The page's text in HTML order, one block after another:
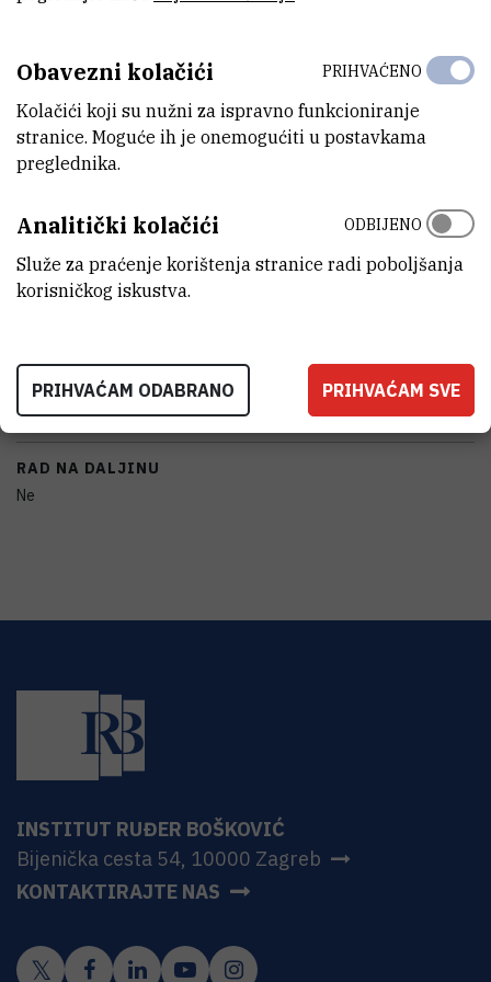
KARAKTERISTIKE
MODEL
8890 GC System
PROIZVOĐAČ
Agilent
PRENOSIVOST
Ne
RAD NA DALJINU
Ne
INSTITUT RUĐER BOŠKOVIĆ
Bijenička cesta 54, 10000 Zagreb
KONTAKTIRAJTE NAS
Obavezni kolačići
Kolačići koji su nužni za ispravno funkcioniranje
stranice. Moguće ih je onemogućiti u postavkama
preglednika.
PRIHVAĆENO
Analitički kolačići
Služe za praćenje korištenja stranice radi poboljšanja
korisničkog iskustva.
ODBIJENO
PRIHVAĆAM ODABRANO PRIHVAĆAM SVE